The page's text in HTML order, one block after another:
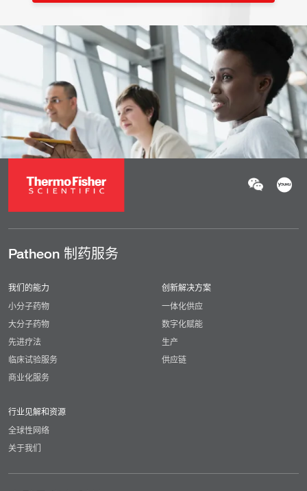
Patheon 制药服务
我们的能力
小分子药物
大分子药物
先进疗法
临床试验服务
商业化服务
创新解决方案
一体化供应
数字化赋能
生产
供应链
行业见解和资源
全球性网络
关于我们